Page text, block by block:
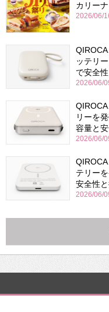
カリー
2026/06/
ッテリ
で安全
2026/06/
リーを
容量と
2026/06/
テリー
安全性
2026/06/